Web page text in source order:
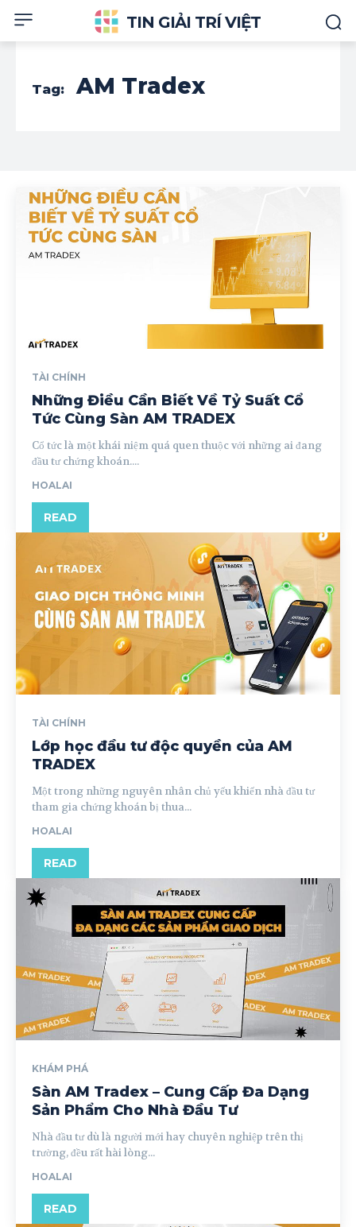
TIN GIẢI TRÍ VIỆT
Tag: AM Tradex
TÀI CHÍNH
Những Điều Cần Biết Về Tỷ Suất Cổ
Tức Cùng Sàn AM TRADEX
Cổ tức là một khái niệm quá quen thuộc với những ai đang
đầu tư chứng khoán....
HOALAI
READ
TÀI CHÍNH
Lớp học đầu tư độc quyền của AM
TRADEX
Một trong những nguyên nhân chủ yếu khiến nhà đầu tư
tham gia chứng khoán bị thua...
HOALAI
READ
KHÁM PHÁ
Sàn AM Tradex – Cung Cấp Đa Dạng
Sản Phẩm Cho Nhà Đầu Tư
Nhà đầu tư dù là người mới hay chuyên nghiệp trên thị
trường, đều rất hài lòng...
HOALAI
READ